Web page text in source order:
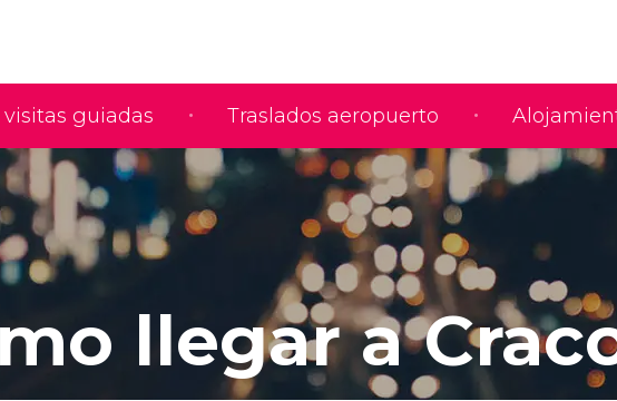
visitas guiadas Traslados aeropuerto
llegar a